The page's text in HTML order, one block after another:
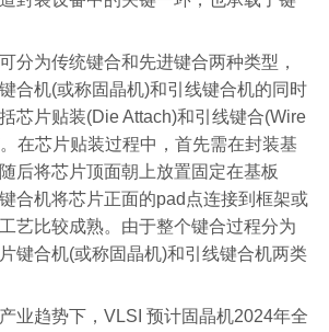
分为传统键合和先进键合两种类型，
合机(或称固晶机)和引线键合机的同时
芯片贴装(Die Attach)和引线键合(Wire
在芯片贴装过程中，首先需在封装基
后将芯片顶面朝上放置固定在基板
合机将芯片正面的pad点连接到框架或
艺比较成熟。由于整个键合过程分为
键合机(或称固晶机)和引线键合机两类
业趋势下，VLSI 预计固晶机2024年全